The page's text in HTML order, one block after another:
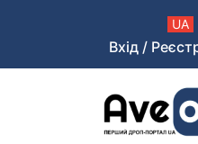
UA
Вхід /
Aveopt – оптова